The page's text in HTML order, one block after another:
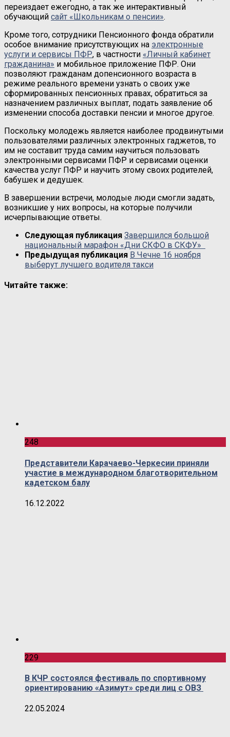
переиздает ежегодно, а так же интерактивный
обучающий сайт «Школьникам о пенсии».
Кроме того, сотрудники Пенсионного фонда обратили
особое внимание присутствующих на электронные
услуги и сервисы ПФР, в частности «Личный кабинет
гражданина» и мобильное приложение ПФР. Они
позволяют гражданам допенсионного возраста в
режиме реального времени узнать о своих уже
сформированных пенсионных правах, обратиться за
назначением различных выплат, подать заявление об
изменении способа доставки пенсии и многое другое.
Поскольку молодежь является наиболее продвинутыми
пользователями различных электронных гаджетов, то
им не составит труда самим научиться пользовать
электронными сервисами ПФР и сервисами оценки
качества услуг ПФР и научить этому своих родителей,
бабушек и дедушек.
В завершении встречи, молодые люди смогли задать,
возникшие у них вопросы, на которые получили
исчерпывающие ответы.
Следующая публикация Завершился большой
национальный марафон «Дни СКФО в СКФУ»
Предыдущая публикация В Чечне 16 ноября
выберут лучшего водителя такси
Читайте также:
248
Представители Карачаево-Черкесии приняли
участие в международном благотворительном
кадетском балу
16.12.2022
229
В КЧР состоялся фестиваль по спортивному
ориентированию «Азимут» среди лиц с ОВЗ
22.05.2024